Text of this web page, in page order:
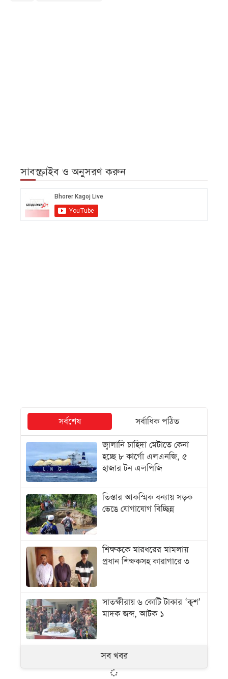
সাবস্ক্রাইব ও অনুসরণ করুন
সর্বশেষ
সর্বাধিক পঠিত
জ্বালানি চাহিদা মেটাতে কেনা
হচ্ছে ৮ কার্গো এলএনজি, ৫
হাজার টন এলপিজি
তিস্তার আকস্মিক বন্যায় সড়ক
ভেঙে যোগাযোগ বিচ্ছিন্ন
শিক্ষককে মারধরের মামলায়
প্রধান শিক্ষকসহ কারাগারে ৩
সাতক্ষীরায় ৬ কোটি টাকার ‘কুশ’
মাদক জব্দ, আটক ১
সব খবর